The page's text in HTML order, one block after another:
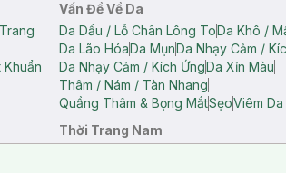
Vấn Đề Về Da
Da Dầu / Lỗ Chân Lông ToDa Khô /
Da Lão HóaDa MụnDa Nhạy Cảm /
Da Nhạy Cảm / Kích ỨngDa Xỉn Màu
Thâm / Nám / Tàn Nhang
Quầng Thâm & Bọng MắtSẹoViêm
Thời Trang Nam